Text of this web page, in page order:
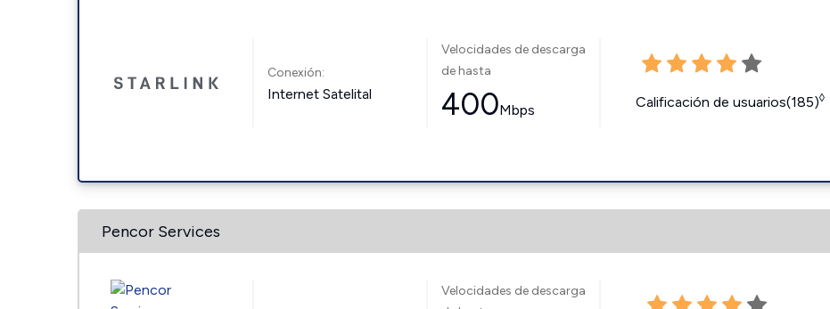
Conexión:
Internet Satelital
Velocidades de descarga
de hasta
400Mbps Calificación de usuarios(185)◊
Pencor Services
Velocidades de descarga